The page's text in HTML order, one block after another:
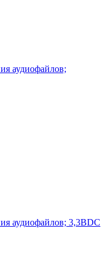
аудиофайлов;
аудиофайлов; 3,3ВDC